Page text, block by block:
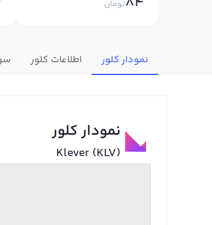
تومان
نمودار کلور اطلاعات کلور
نمودار کلور
Klever (KLV)